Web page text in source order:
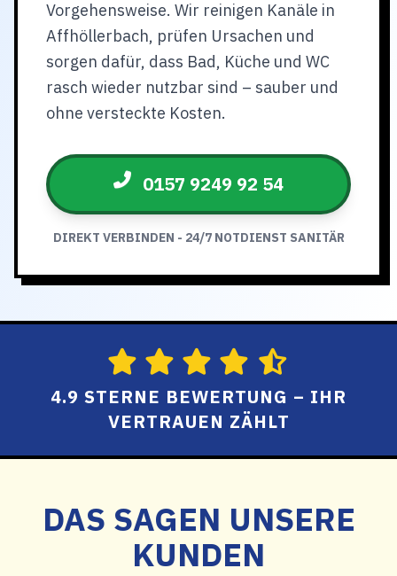
Vorgehensweise. Wir reinigen Kanäle in
Affhöllerbach, prüfen Ursachen und
sorgen dafür, dass Bad, Küche und WC
rasch wieder nutzbar sind – sauber und
ohne versteckte Kosten.
0157 9249 92 54
DIREKT VERBINDEN - 24/7 NOTDIENST SANITÄR
4.9 STERNE BEWERTUNG – IHR
VERTRAUEN ZÄHLT
DAS SAGEN UNSERE
KUNDEN